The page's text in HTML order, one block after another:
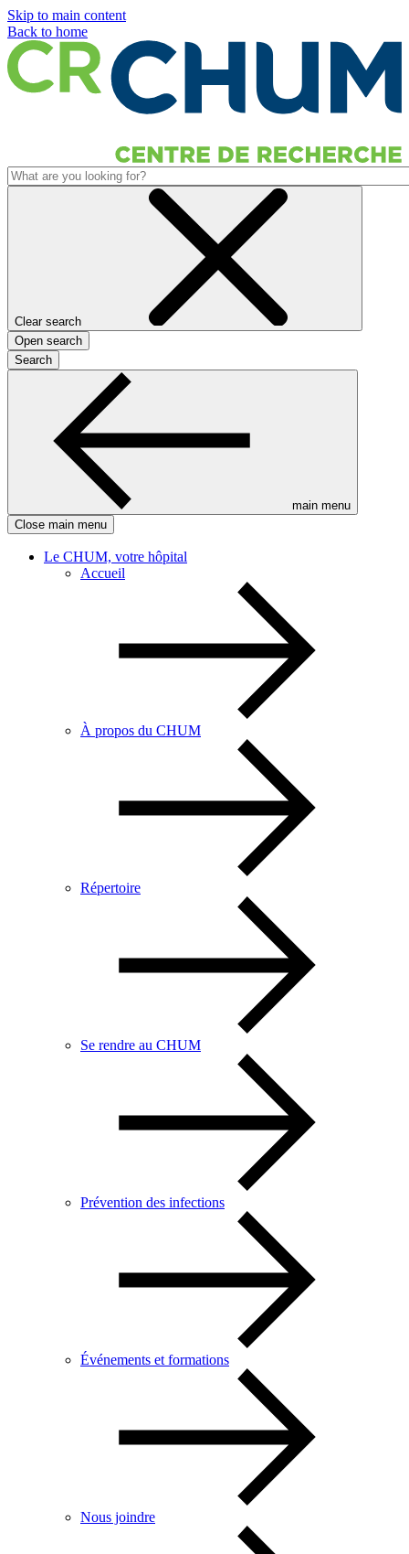
Skip to main content
Back to home
Clear search
Open search
Search
main menu
Close main menu
Le CHUM, votre hôpital
Accueil
À propos du CHUM
Répertoire
Se rendre au CHUM
Prévention des infections
Événements et formations
Nous joindre